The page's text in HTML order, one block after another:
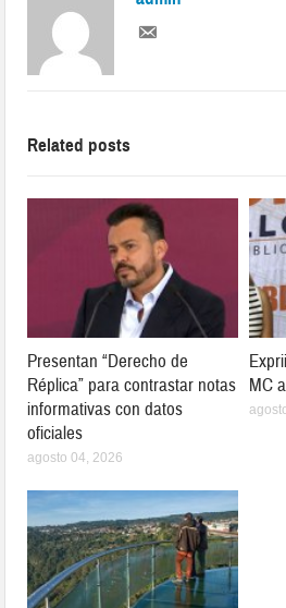
Related posts
Presentan “Derecho de
Réplica” para contrastar notas
informativas con datos
oficiales
agosto 04, 2026
MC